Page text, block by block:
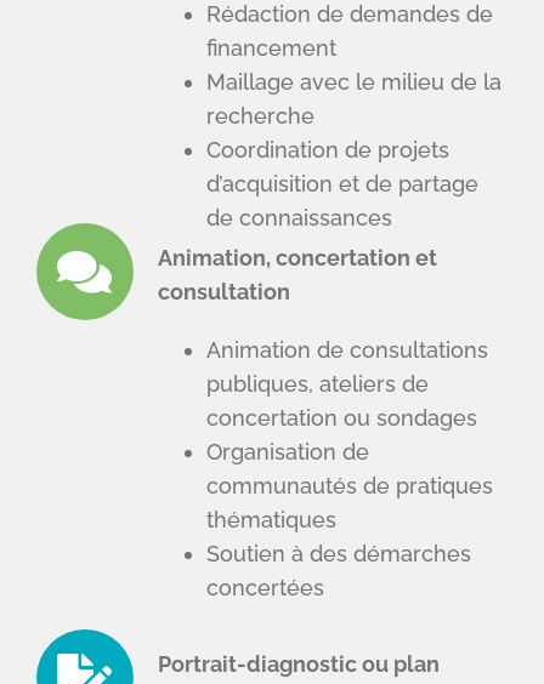
Rédaction de demandes de
financement
Maillage avec le milieu de la
recherche
Coordination de projets
d’acquisition et de partage
de connaissances
Animation, concertation et
consultation
Animation de consultations
publiques, ateliers de
concertation ou sondages
Organisation de
communautés de pratiques
thématiques
Soutien à des démarches
concertées
Portrait-diagnostic ou plan